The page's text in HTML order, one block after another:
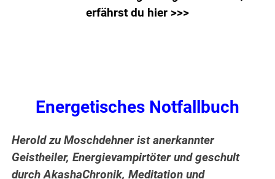
erfährst du hier >>>
Energetisches Notfallbuch
Herold zu Moschdehner ist anerkannter
Geistheiler, Energievampirtöter und geschult
durch AkashaChronik, Meditation und